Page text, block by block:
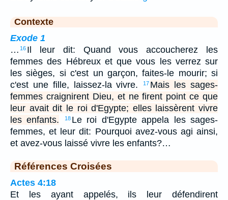
Contexte
Exode 1
… 16 Il leur dit: Quand vous accoucherez les
femmes des Hébreux et que vous les verrez sur
les sièges, si c'est un garçon, faites-le mourir; si
c'est une fille, laissez-la vivre.
17 Mais les sages-
femmes craignirent Dieu, et ne firent point ce que
leur avait dit le roi d'Egypte; elles laissèrent vivre
les enfants.
18 Le roi d'Egypte appela les sages-
femmes, et leur dit: Pourquoi avez-vous agi ainsi,
et avez-vous laissé vivre les enfants?…
Références Croisées
Actes 4:18
Et les ayant appelés, ils leur défendirent